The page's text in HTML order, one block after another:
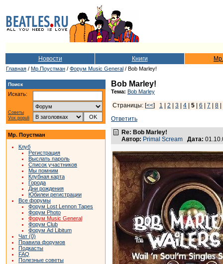
Новости Книги
Главная / Мр.Поустман / Форум Music General / Bob Marley!
Поиск
Искать:
Советы
Vox populi
Мр. Поустман
Клуб
Регистрация
Выслать пароль
Список участников
Мы помним
Клубная карта
Города
Дни рождения
Юбилеи регистрации
Все форумы
Форум Lost Lennon Tapes
Форум Photo
Форум Music General
Форум Club
Форум Ad Libitum
Чат (0)
Правила форумов
Подкасты
FAQ
Полезные советы
Bob Marley!
Тема: Bob Marley
Страницы: [<<] 1 2 3 4 5 6 7 8
Ответить
Re: Bob Marley!
Автор: Primal Scream Дата: